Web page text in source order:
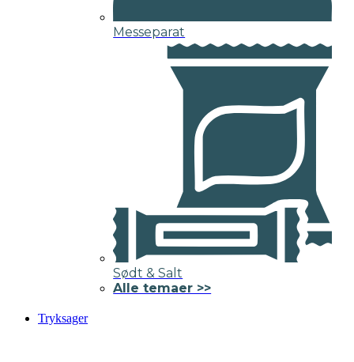
Messeparat
Sødt & Salt
Alle temaer >>
Tryksager